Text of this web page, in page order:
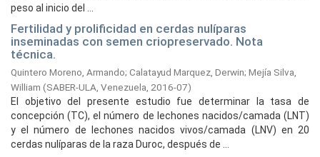
peso al inicio del ...
Fertilidad y prolificidad en cerdas nulíparas
inseminadas con semen criopreservado. Nota
técnica.
Quintero Moreno, Armando; Calatayud Marquez, Derwin; Mejía Silva,
William (SABER-ULA, Venezuela, 2016-07)
El objetivo del presente estudio fue determinar la tasa de
concepción (TC), el número de lechones nacidos/camada (LNT)
y el número de lechones nacidos vivos/camada (LNV) en 20
cerdas nulíparas de la raza Duroc, después de ...